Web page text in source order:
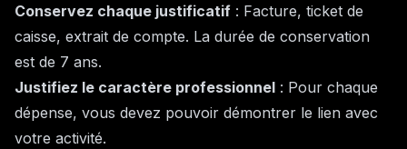
Conservez chaque justificatif : Facture, ticket de
caisse, extrait de compte. La durée de conservation
est de 7 ans.
Justifiez le caractère professionnel : Pour chaque
dépense, vous devez pouvoir démontrer le lien avec
votre activité.